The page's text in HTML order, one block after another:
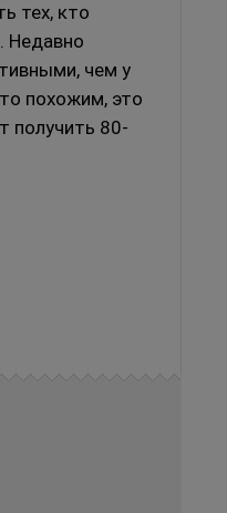
тех, кто
Недавно
чем у
похожим, это
получить 80-